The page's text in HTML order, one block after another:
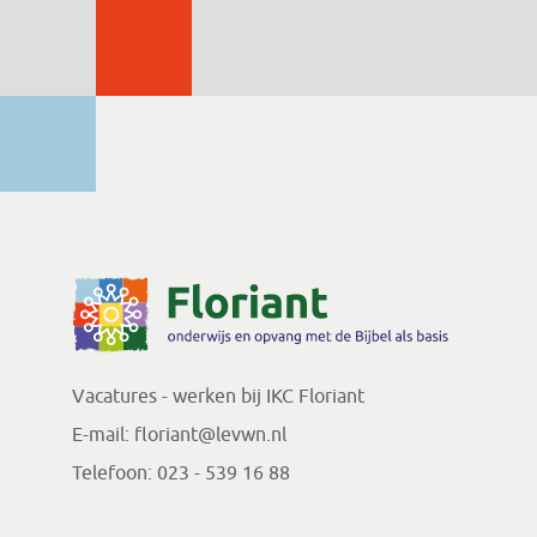
Vacatures - werken bij IKC Floriant
E-mail: floriant@levwn.nl
Telefoon: 023 - 539 16 88